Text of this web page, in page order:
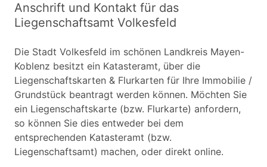
Anschrift und Kontakt für das
Liegenschaftsamt Volkesfeld
Die Stadt Volkesfeld im schönen Landkreis Mayen-
Koblenz besitzt ein Katasteramt, über die
Liegenschaftskarten & Flurkarten für Ihre Immobilie /
Grundstück beantragt werden können. Möchten Sie
ein Liegenschaftskarte (bzw. Flurkarte) anfordern,
so können Sie dies entweder bei dem
entsprechenden Katasteramt (bzw.
Liegenschaftsamt) machen, oder direkt online.